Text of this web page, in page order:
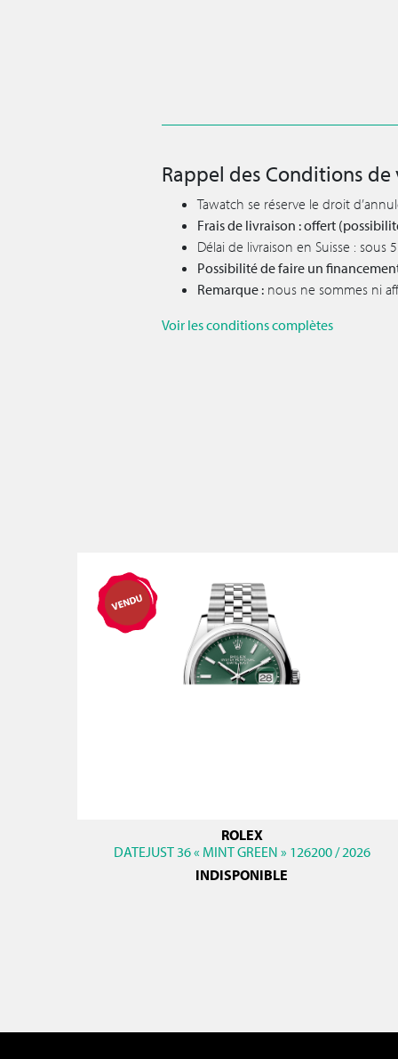
Rappel des Conditions de
Tawatch se réserve le droit
Frais de livraison : offert
Délai de livraison en Suisse :
Possibilité de faire un
Remarque : nous ne sommes ni
Voir les conditions complètes
ROLEX
DATEJUST 36 « MINT GREEN » 126200 / 2026
INDISPONIBLE